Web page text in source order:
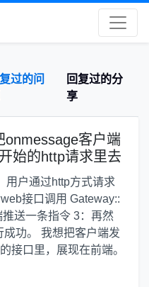
过的问
回复过的分
享
onmessage客户端
始的http请求里去
用户通过http方式请求
接口调用 Gateway::
送一条指令 3：再然
功。 我想把客户端发
接口里，展现在前端。